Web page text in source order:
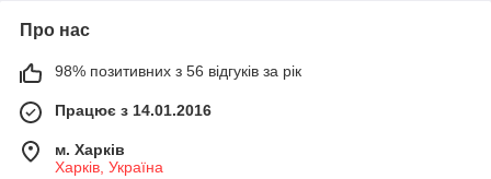
Про нас
98% позитивних з 56 відгуків за рік
Працює з 14.01.2016
м. Харків
Харків, Україна